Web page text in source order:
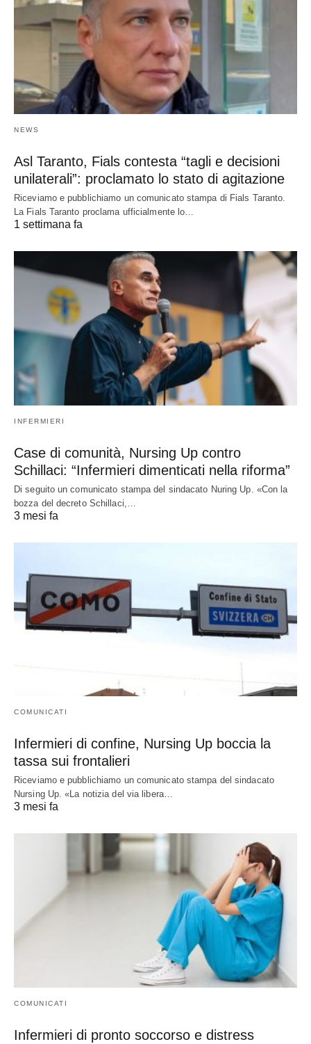
NEWS
Asl Taranto, Fials contesta “tagli e decisioni
unilaterali”: proclamato lo stato di agitazione
Riceviamo e pubblichiamo un comunicato stampa di Fials Taranto.
La Fials Taranto proclama ufficialmente lo…
1 settimana fa
INFERMIERI
Case di comunità, Nursing Up contro
Schillaci: “Infermieri dimenticati nella riforma”
Di seguito un comunicato stampa del sindacato Nuring Up. «Con la
bozza del decreto Schillaci,…
3 mesi fa
COMUNICATI
Infermieri di confine, Nursing Up boccia la
tassa sui frontalieri
Riceviamo e pubblichiamo un comunicato stampa del sindacato
Nursing Up. «La notizia del via libera…
3 mesi fa
COMUNICATI
Infermieri di pronto soccorso e distress